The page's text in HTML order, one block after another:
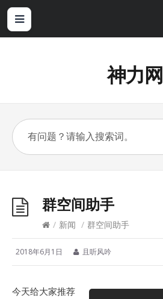
神力网
群空间助手
/ 新闻 / 群空间助手
2018年6月1日 且听风吟
今天给大家推荐